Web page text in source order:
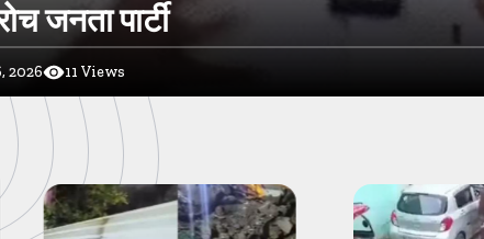
जनता पार्टी
2026 11 Views